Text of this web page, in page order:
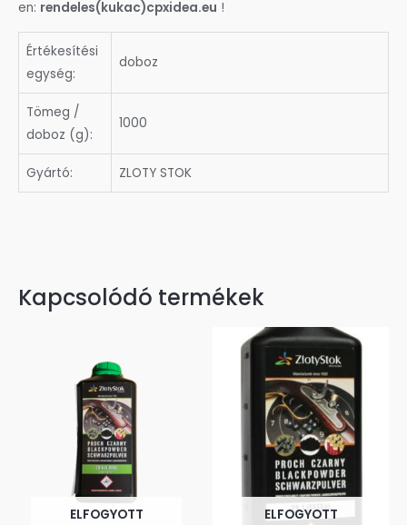
en: rendeles(kukac)cpxidea.eu !
Értékesítési
egység:
doboz
Tömeg /
doboz (g):
1000
Gyártó: ZLOTY STOK
Kapcsolódó termékek
ELFOGYOTT ELFOGYOTT